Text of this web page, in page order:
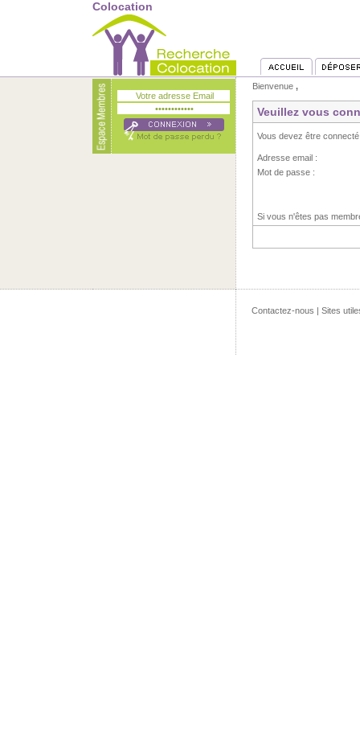
Colocation
Bienvenue ,
Veuillez vous
Vous devez être
Adresse email :
Mot de passe :
Si vous n'êtes pas
Contactez-nous | Sites